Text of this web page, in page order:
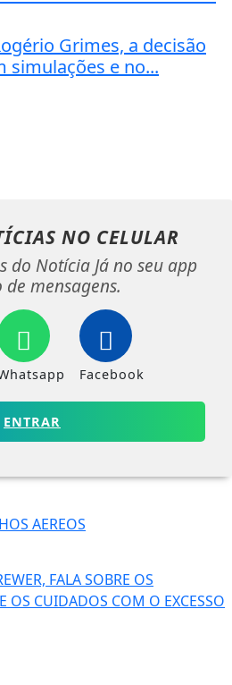
Grimes, a decisão
simulações e no...
NO CELULAR
do Notícia Já no seu app
mensagens.
Facebook
ENTRAR